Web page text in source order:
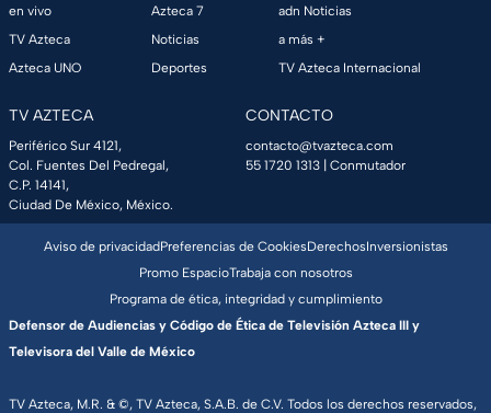
en vivo
TV Azteca
Azteca UNO
Azteca 7
Noticias
Deportes
adn Noticias
a más +
TV Azteca Internacional
TV AZTECA
Periférico Sur 4121,
Col. Fuentes Del Pedregal,
C.P. 14141,
Ciudad De México, México.
CONTACTO
contacto@tvazteca.com
55 1720 1313 | Conmutador
TV Azteca, M.R. & ©, TV Azteca, S.A.B. de C.V. Todos los derechos reservados,
Aviso de privacidadPreferencias de CookiesDerechosInversionistas
Promo EspacioTrabaja con nosotros
Programa de ética, integridad y cumplimiento
Defensor de Audiencias y Código de Ética de Televisión Azteca III y
Televisora del Valle de México